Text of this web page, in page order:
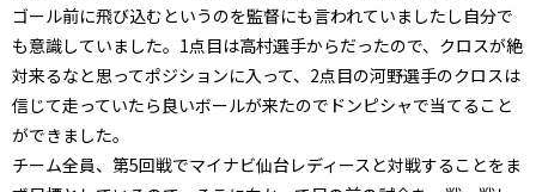
ゴール前に飛び込むというのを監督にも言われていましたし自分で
も意識していました。1点目は高村選手からだったので、クロスが絶
対来るなと思ってポジションに入って、2点目の河野選手のクロスは
信じて走っていたら良いボールが来たのでドンピシャで当てること
ができました。
チーム全員、第5回戦でマイナビ仙台レディースと対戦することをま